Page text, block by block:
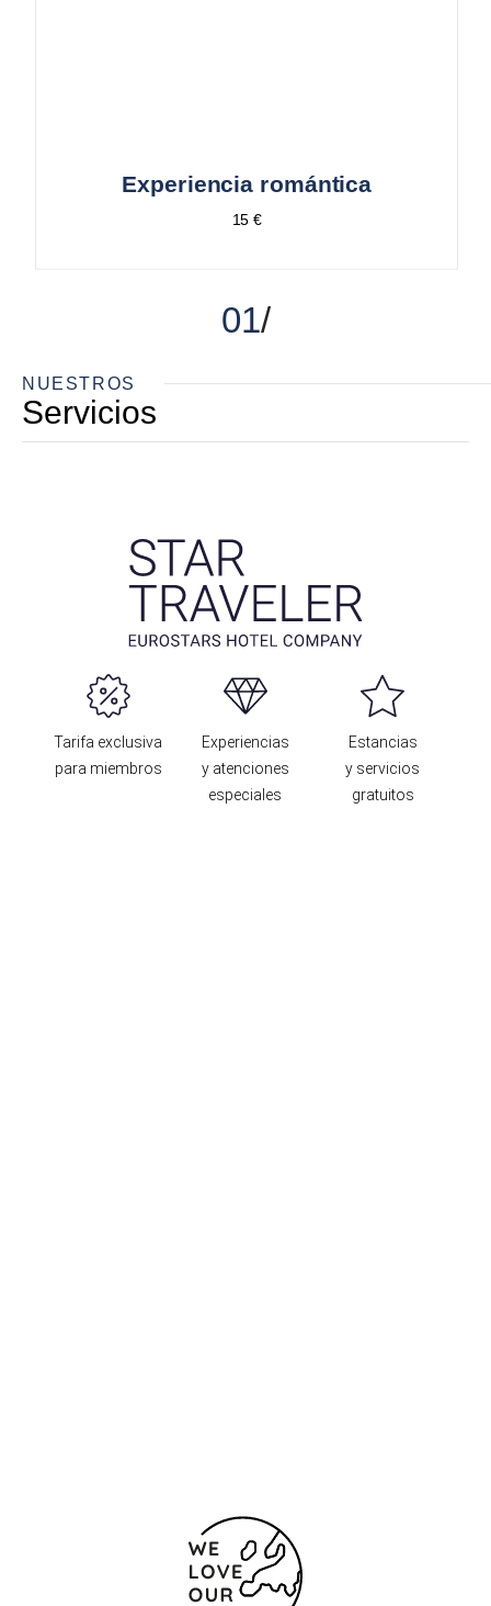
01
Experiencia romántica
15 €
NUESTROS
Servicios
Tarifa exclusiva
para miembros
Experiencias
y atenciones
especiales
Estancias
y servicios
gratuitos